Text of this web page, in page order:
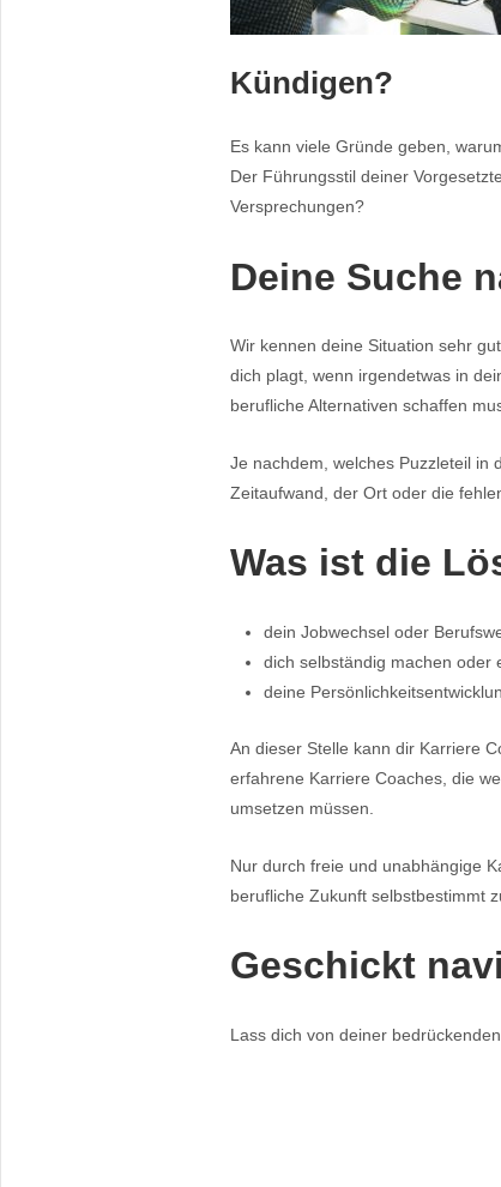
Kündigen?
Es kann viele Gründe geben,
Der Führungsstil deiner
Versprechungen?
Deine Suche
Wir kennen deine Situation sehr
dich plagt, wenn irgendetwas in
berufliche Alternativen schaffen
Je nachdem, welches Puzzleteil in
Zeitaufwand, der Ort oder die
Was ist die
dein Jobwechsel oder
dich selbständig machen oder
deine
An dieser Stelle kann dir Karriere
erfahrene Karriere Coaches, die
umsetzen müssen.
Nur durch freie und unabhängige
berufliche Zukunft selbstbestimmt
Geschickt
Lass dich von deiner